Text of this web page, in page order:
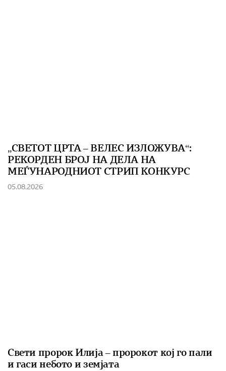
„СВЕТОТ ЦРТА – ВЕЛЕС ИЗЛОЖУВА“:
РЕКОРДЕН БРОЈ НА ДЕЛА НА
МЕЃУНАРОДНИОТ СТРИП КОНКУРС
05.08.2026
Свети пророк Илија – пророкот кој го пали
и гаси небото и земјата